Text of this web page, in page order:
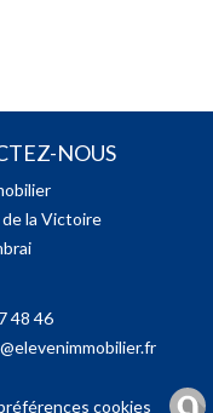
NOUS
la Victoire
48 46
cookies